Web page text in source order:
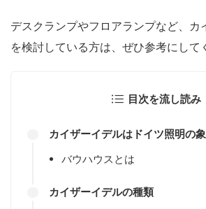
デスクランプやフロアランプなど、カ
を検討している方は、ぜひ参考にして
目次を流し読み
カイザーイデルはドイツ照明の
バウハウスとは
カイザーイデルの種類